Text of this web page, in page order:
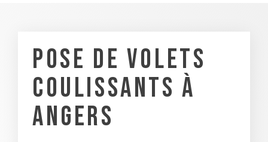
POSE DE VOLETS
COULISSANTS À
ANGERS